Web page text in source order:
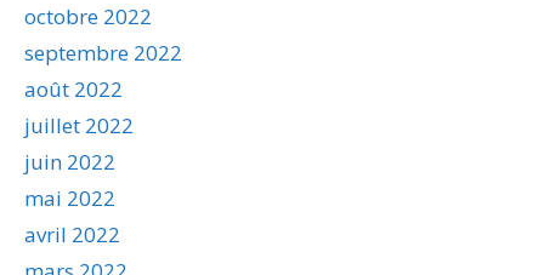
octobre 2022
septembre 2022
août 2022
juillet 2022
juin 2022
mai 2022
avril 2022